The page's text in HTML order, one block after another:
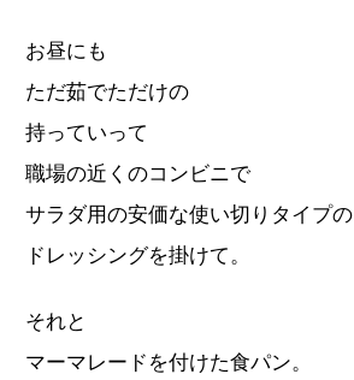
お昼にも
ただ茹でただけの
持っていって
職場の近くのコンビニで
サラダ用の安価な使い切りタイプの
ドレッシングを掛けて。
それと
マーマレードを付けた食パン。